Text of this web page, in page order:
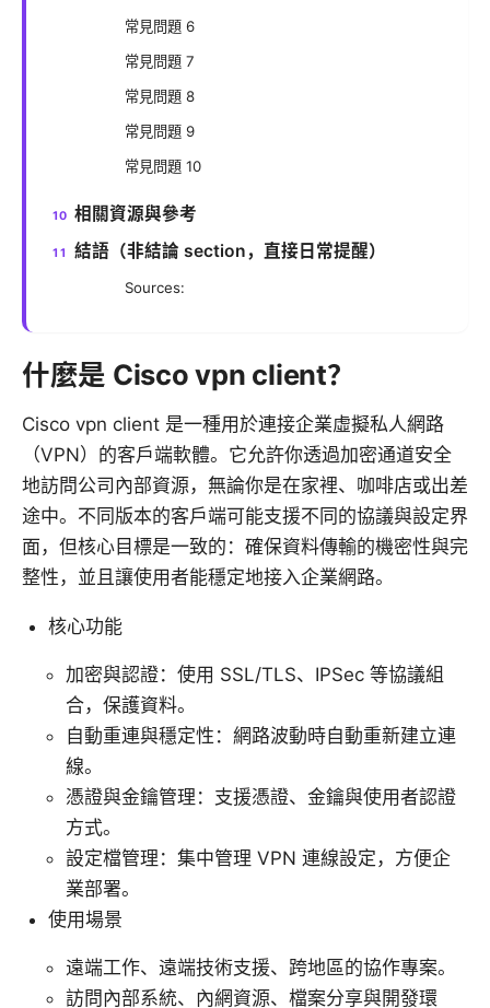
常見問題 6
常見問題 7
常見問題 8
常見問題 9
常見問題 10
相關資源與參考
結語（非結論 section，直接日常提醒）
Sources:
什麼是 Cisco vpn client？
Cisco vpn client 是一種用於連接企業虛擬私人網路
（VPN）的客戶端軟體。它允許你透過加密通道安全
地訪問公司內部資源，無論你是在家裡、咖啡店或出差
途中。不同版本的客戶端可能支援不同的協議與設定界
面，但核心目標是一致的：確保資料傳輸的機密性與完
整性，並且讓使用者能穩定地接入企業網路。
核心功能
加密與認證：使用 SSL/TLS、IPSec 等協議組
合，保護資料。
自動重連與穩定性：網路波動時自動重新建立連
線。
憑證與金鑰管理：支援憑證、金鑰與使用者認證
方式。
設定檔管理：集中管理 VPN 連線設定，方便企
業部署。
使用場景
遠端工作、遠端技術支援、跨地區的協作專案。
訪問內部系統、內網資源、檔案分享與開發環